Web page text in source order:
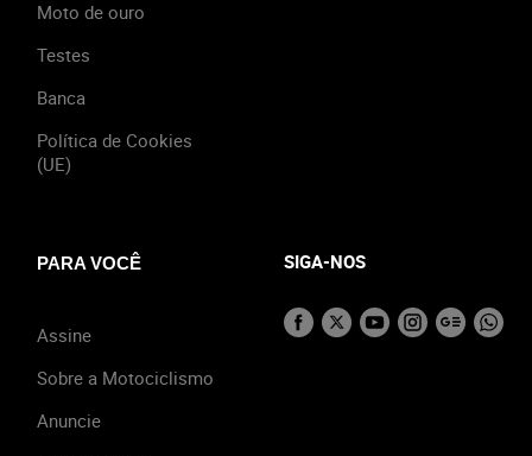
Moto de ouro
Testes
Banca
Política de Cookies
(UE)
PARA VOCÊ
Assine
Sobre a Motociclismo
Anuncie
SIGA-NOS